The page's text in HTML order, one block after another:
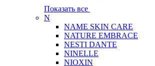
Показать все
N
NAME SKIN CARE
NATURE EMBRACE
NESTI DANTE
NINELLE
NIOXIN